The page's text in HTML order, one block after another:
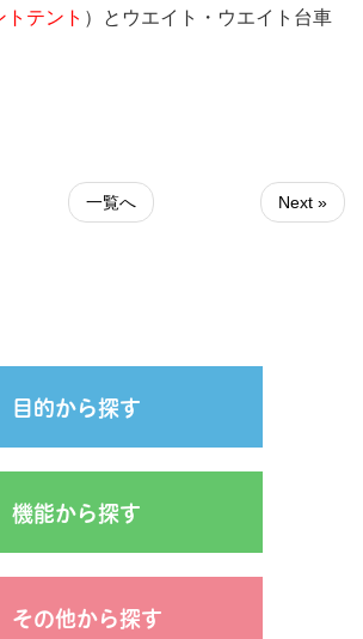
トテント ）とウエイト・ウエイト台車
一覧へ Next »
目的から探す
機能から探す
その他から探す